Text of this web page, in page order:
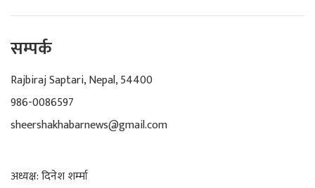
सम्पर्क
Rajbiraj Saptari, Nepal, 54400
986-0086597
sheershakhabarnews@gmail.com
अध्यक्ष: दिनेश शर्म्मा